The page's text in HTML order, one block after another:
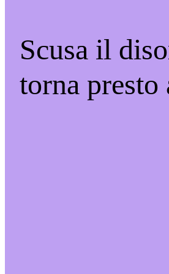
Scusa il
torna presto